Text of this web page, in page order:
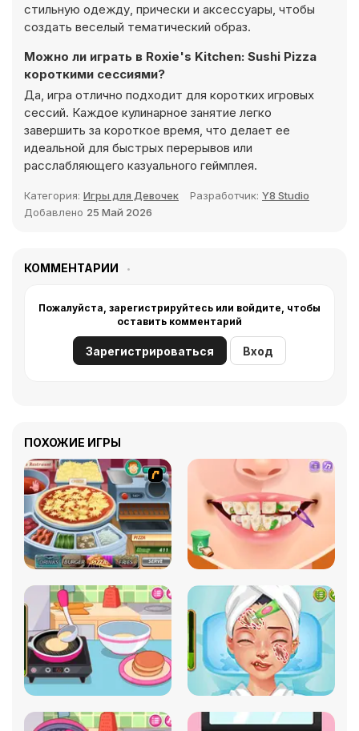
стильную одежду, прически и аксессуары, чтобы
создать веселый тематический образ.
Можно ли играть в Roxie's Kitchen: Sushi Pizza
короткими сессиями?
Да, игра отлично подходит для коротких игровых
сессий. Каждое кулинарное занятие легко
завершить за короткое время, что делает ее
идеальной для быстрых перерывов или
расслабляющего казуального геймплея.
Категория: Игры для Девочек Разработчик: Y8 Studio
Добавлено 25 Май 2026
КОММЕНТАРИИ
Пожалуйста, зарегистрируйтесь или войдите, чтобы
оставить комментарий
Зарегистрироваться Вход
ПОХОЖИЕ ИГРЫ